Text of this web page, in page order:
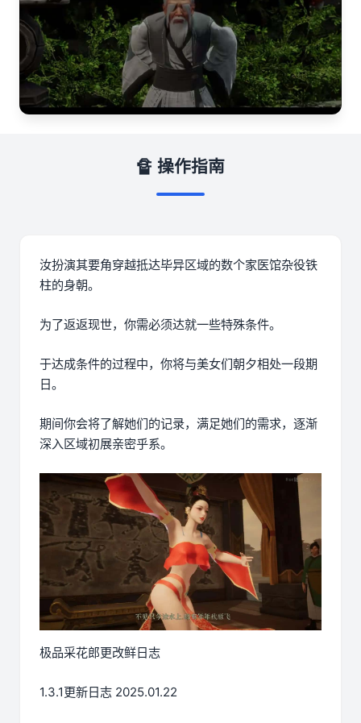
🔏 操作指南
汝扮演其要角穿越抵达毕异区域的数个家医馆杂役铁
柱的身朝。
为了返返现世，你需必须达就一些特殊条件。
于达成条件的过程中， 你将与美女们朝夕相处一段期
日。
期间你会将了解她们的记录，满足她们的需求，逐渐
深入区域初展亲密乎系。
极品采花郎更改鲜日志
1.3.1更新日志 2025.01.22